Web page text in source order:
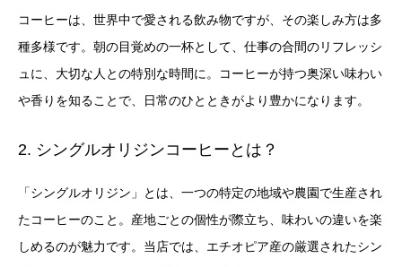
コーヒーは、世界中で愛される飲み物ですが、その楽しみ方は多
種多様です。朝の目覚めの一杯として、仕事の合間のリフレッシ
ュに、大切な人との特別な時間に。コーヒーが持つ奥深い味わい
や香りを知ることで、日常のひとときがより豊かになります。
2. シングルオリジンコーヒーとは？
「シングルオリジン」とは、一つの特定の地域や農園で生産され
たコーヒーのこと。産地ごとの個性が際立ち、味わいの違いを楽
しめるのが魅力です。当店では、エチオピア産の厳選されたシン